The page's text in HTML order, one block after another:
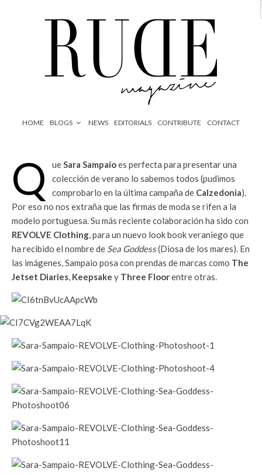
HOME BLOGS NEWS EDITORIALS CONTRIBUTE CONTACT
Q ueSara Sampaioes perfecta para presentar una
colección de verano lo sabemos todos (pudimos
comprobarlo en la última campaña de Calzedonia).
Por eso no nos extraña que las firmas de moda se rifen a la
modelo portuguesa. Su más reciente colaboración ha sido con
REVOLVE Clothing, para un nuevo look book veraniego que
ha recibido el nombre de Sea Goddess(Diosa de los mares). En
las imágenes, Sampaio posa con prendas de marcas como The
Jetset Diaries, Keepsake y Three Floorentre otras.